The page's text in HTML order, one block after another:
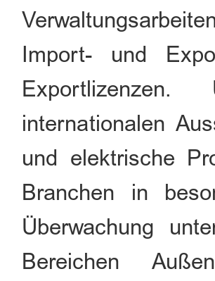
Import- und
internationalen
und elektrische
Branchen in
Überwachung
Bereichen